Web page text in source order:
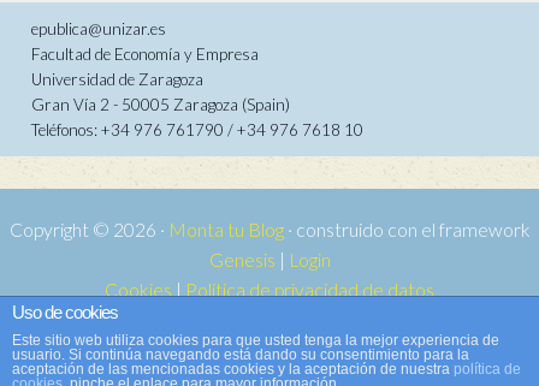
epublica@unizar.es
Facultad de Economía y Empresa
Universidad de Zaragoza
Gran Vía 2 - 50005 Zaragoza (Spain)
Teléfonos: +34 976 761790 / +34 976 7618 10
Copyright © 2026 · Monta tu Blog· construido con el framework
Genesis | Login
Cookies | Política de privacidad de datos
Copyright © 2026 ·
WordPress·Acceder
Uso de cookies
Este sitio web utiliza cookies para que usted tenga la mejor experiencia de
usuario. Si continúa navegando está dando su consentimiento para la
aceptación de las mencionadas cookies y la aceptación de nuestra política de